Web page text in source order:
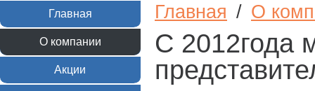
Главная
О компании
Акции
Главная / О
С 2012года